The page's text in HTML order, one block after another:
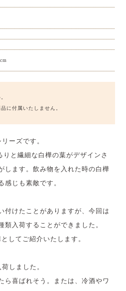
に付属いたしません。
ーズです。
と繊細な白樺の葉がデザインさ
します。飲み物を入れた時の白樺
感じも素敵です。
付けたことがありますが、今回は
類入荷することができました。
してご紹介いたします。
しました。
ら喜ばれそう。または、冷酒やワ